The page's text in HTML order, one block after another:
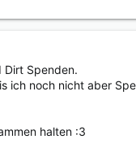
Dirt Spenden.
ich noch nicht aber
halten :3